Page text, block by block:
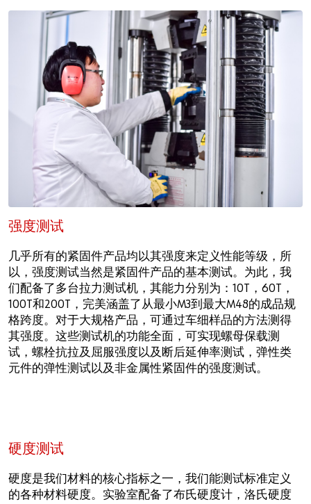
强度测试
几乎所有的紧固件产品均以其强度来定义性能等级，所
以，强度测试当然是紧固件产品的基本测试。为此，我
们配备了多台拉力测试机，其能力分别为：10T，60T，
100T和200T，完美涵盖了从最小M3到最大M48的成品规
格跨度。对于大规格产品，可通过车细样品的方法测得
其强度。这些测试机的功能全面，可实现螺母保载测
试，螺栓抗拉及屈服强度以及断后延伸率测试，弹性类
元件的弹性测试以及非金属性紧固件的强度测试。
硬度测试
硬度是我们材料的核心指标之一，我们能测试标准定义
的各种材料硬度。实验室配备了布氏硬度计，洛氏硬度